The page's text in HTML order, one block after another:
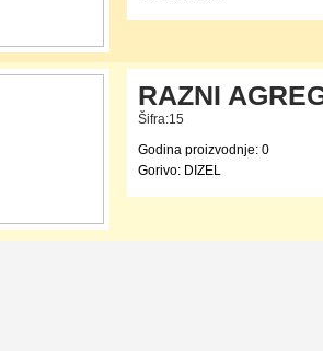
RAZNI
Šifra:15
Godina proizvodnje: 0
Gorivo: DIZEL